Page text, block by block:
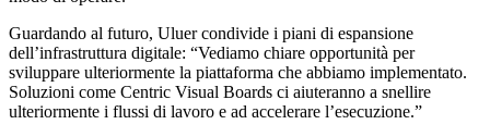
Guardando al futuro, Uluer condivide i piani di espansione
dell’infrastruttura digitale: “Vediamo chiare opportunità per
sviluppare ulteriormente la piattaforma che abbiamo implementato.
Soluzioni come Centric Visual Boards ci aiuteranno a snellire
ulteriormente i flussi di lavoro e ad accelerare l’esecuzione.”